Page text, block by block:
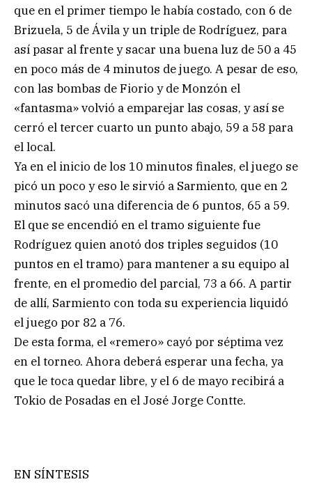
que en el primer tiempo le había costado, con 6 de
Brizuela, 5 de Ávila y un triple de Rodríguez, para
así pasar al frente y sacar una buena luz de 50 a 45
en poco más de 4 minutos de juego. A pesar de eso,
con las bombas de Fiorio y de Monzón el
«fantasma» volvió a emparejar las cosas, y así se
cerró el tercer cuarto un punto abajo, 59 a 58 para
el local.
Ya en el inicio de los 10 minutos finales, el juego se
picó un poco y eso le sirvió a Sarmiento, que en 2
minutos sacó una diferencia de 6 puntos, 65 a 59.
El que se encendió en el tramo siguiente fue
Rodríguez quien anotó dos triples seguidos (10
puntos en el tramo) para mantener a su equipo al
frente, en el promedio del parcial, 73 a 66. A partir
de allí, Sarmiento con toda su experiencia liquidó
el juego por 82 a 76.
De esta forma, el «remero» cayó por séptima vez
en el torneo. Ahora deberá esperar una fecha, ya
que le toca quedar libre, y el 6 de mayo recibirá a
Tokio de Posadas en el José Jorge Contte.
EN SÍNTESIS